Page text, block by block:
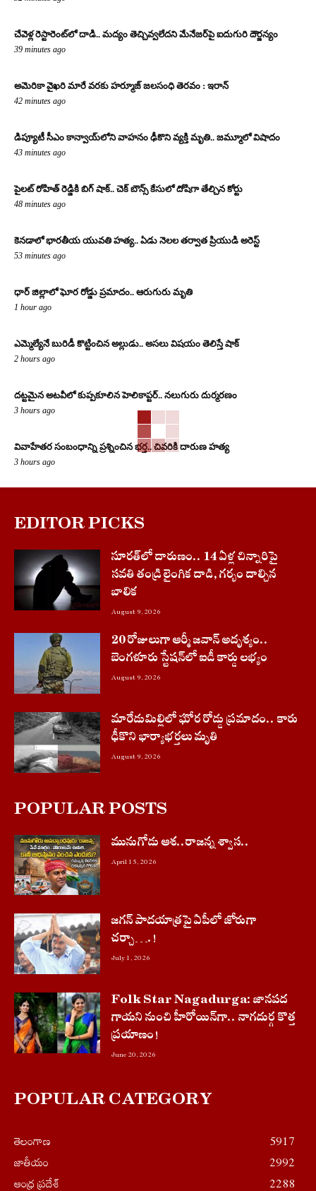
చేవెళ్ల రెస్టారెంట్‌లో దాడి.. మద్యం తెచ్చివ్వలేదని మేనేజర్‌పై ఐదుగురి దౌర్జన్యం
39 minutes ago
అమెరికా వైఖరి మారే వరకు హర్మూజ్‌ జలసంధి తెరవం : ఇరాన్‌
42 minutes ago
డిప్యూటీ సీఎం కాన్వాయ్‌లోని వాహనం ఢీకొని వ్యక్తి మృతి.. జమ్మూలో విషాదం
43 minutes ago
పైలట్ రోహిత్ రెడ్డికి బిగ్ షాక్.. చెక్ బౌన్స్ కేసులో దోషిగా తేల్చిన కోర్టు
48 minutes ago
కెనడాలో భారతీయ యువతి హత్య.. ఏడు నెలల తర్వాత ప్రియుడి అరెస్ట్
53 minutes ago
ధార్ జిల్లాలో ఘోర రోడ్డు ప్రమాదం.. ఆరుగురు మృతి
1 hour ago
ఎమ్మెల్యేనే బురిడీ కొట్టించిన అల్లుడు.. అసలు విషయం తెలిస్తే షాక్
2 hours ago
దట్టమైన అటవీలో కుప్పకూలిన హెలికాప్టర్.. నలుగురు దుర్మరణం
3 hours ago
వివాహేతర సంబంధాన్ని ప్రశ్నించిన భర్త.. చివరికి దారుణ హత్య
3 hours ago
EDITOR PICKS
సూరత్‌లో దారుణం.. 14 ఏళ్ల చిన్నారిపై
సవతి తండ్రి లైంగిక దాడి, గర్భం దాల్చిన
బాలిక
August 9, 2026
20 రోజులుగా ఆర్మీ జవాన్ అదృశ్యం..
బెంగళూరు స్టేషన్‌లో ఐడీ కార్డు లభ్యం
August 9, 2026
మారేడుమిల్లిలో ఘోర రోడ్డు ప్రమాదం.. కారు
ఢీకొని భార్యాభర్తలు మృతి
August 9, 2026
POPULAR POSTS
మునుగోడు ఆశ..రాజన్న శ్వాస..
April 15, 2026
జగన్ పాదయాత్రపై ఏపీలో జోరుగా
చ‌ర్చా….!
July 1, 2026
Folk Star Nagadurga: జానపద
గాయని నుంచి హీరోయిన్‌గా.. నాగదుర్గ కొత్త
ప్రయాణం!
June 20, 2026
POPULAR CATEGORY
తెలంగాణ
5917
జాతీయం
2992
ఆంధ్ర ప్రదేశ్
2288